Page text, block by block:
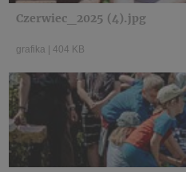
Czerwiec_2025 (4).jpg
grafika 404 KB